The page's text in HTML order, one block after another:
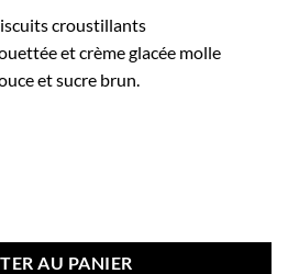
croustillants
et crème glacée molle
et sucre brun.
AU PANIER